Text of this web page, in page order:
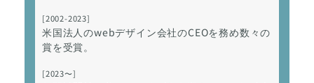
[2002-2023]
米国法人のwebデザイン会社のCEOを務め数々の
賞を受賞。
[2023〜]